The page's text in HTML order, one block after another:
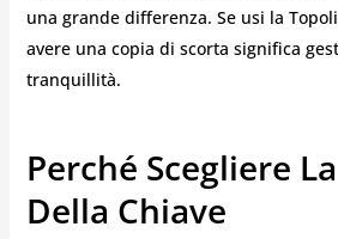
una grande differenza. Se usi la
avere una copia di scorta significa
tranquillità.
Perché Scegliere
Della Chiave